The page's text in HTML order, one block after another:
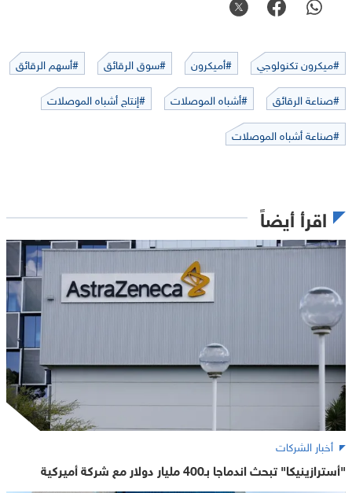
#ميكرون تكنولوجي #أميكرون #سوق الرقائق
#أسهم الرقائق
#صناعة الرقائق
#أشباه الموصلات
#إنتاج أشباه الموصلات
#صناعة أشباه الموصلات
اقرأ أيضاً
أخبار الشركات
"أسترازينيكا" تبحث اندماجا بـ400 مليار دولار مع شركة أميركية